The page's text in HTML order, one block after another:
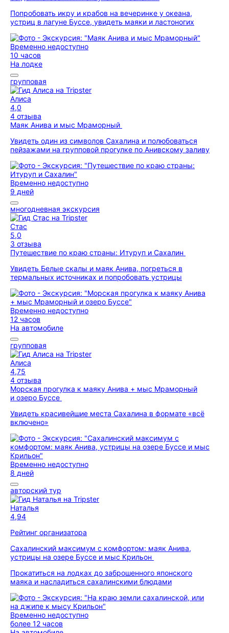
Попробовать икру и крабов на вечеринке у океана,
устриц в лагуне Буссе, увидеть маяки и ластоногих
Временно недоступно
10 часов
На лодке
групповая
Алиса
4,0
4 отзыва
Маяк Анива и мыс Мраморный
Увидеть один из символов Сахалина и полюбоваться
пейзажами на групповой прогулке по Анивскому заливу
Временно недоступно
9 дней
многодневная экскурсия
Стас
5,0
3 отзыва
Путешествие по краю страны: Итуруп и Сахалин
Увидеть Белые скалы и маяк Анива, погреться в
термальных источниках и попробовать устрицы
Временно недоступно
12 часов
На автомобиле
групповая
Алиса
4,75
4 отзыва
Морская прогулка к маяку Анива + мыс Мраморный
и озеро Буссе
Увидеть красивейшие места Сахалина в формате «всё
включено»
Временно недоступно
8 дней
авторский тур
Наталья
4,94
Рейтинг организатора
Сахалинский максимум с комфортом: маяк Анива,
устрицы на озере Буссе и мыс Крильон
Прокатиться на лодках до заброшенного японского
маяка и насладиться сахалинскими блюдами
Временно недоступно
более 12 часов